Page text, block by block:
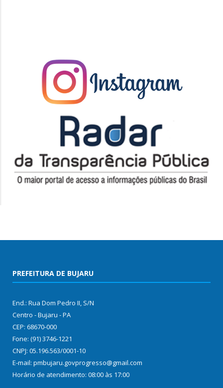
PREFEITURA DE BUJARU
End.: Rua Dom Pedro II, S/N
Centro - Bujaru - PA
CEP: 68670-000
Fone: (91) 3746-1221
CNPJ: 05.196.563/0001-10
E-mail: pmbujaru.govprogresso@gmail.com
Horário de atendimento: 08:00 às 17:00